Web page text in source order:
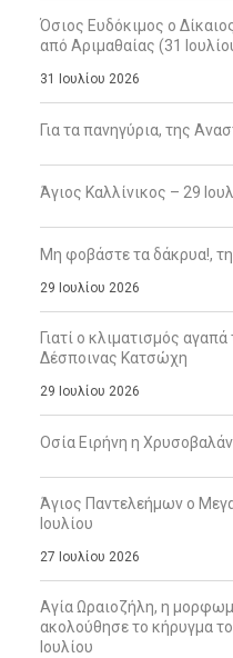
Όσιος Ευδόκιμος ο
από Αριμαθαίας (31
31 Ιουλίου 2026
Για τα πανηγύρια, της
Άγιος Καλλίνικος – 29
Μη φοβάστε τα δάκρυα!,
29 Ιουλίου 2026
Γιατί ο κλιματισμός
Δέσποινας Κατσώχη
29 Ιουλίου 2026
Οσία Ειρήνη η
Άγιος Παντελεήμων ο
Ιουλίου
27 Ιουλίου 2026
Αγία Ωραιοζήλη, η
ακολούθησε το κήρυγμα
Ιουλίου